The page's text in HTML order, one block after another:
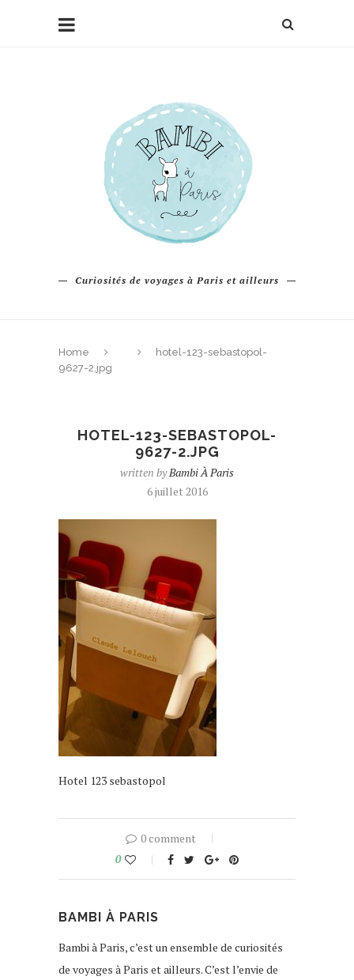
Curiosités de voyages à Paris et ailleurs
Home
hotel-123-sebastopol-
9627-2.jpg
HOTEL-123-SEBASTOPOL-
9627-2.JPG
written byBambi À Paris
6 juillet 2016
Hotel 123 sebastopol
0 comment
0
BAMBI À PARIS
Bambi à Paris, c’est un ensemble de curiosités
de voyages à Paris et ailleurs. C’est l’envie de